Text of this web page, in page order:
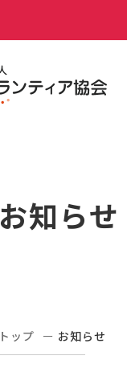
お知らせ
トップ お知らせ